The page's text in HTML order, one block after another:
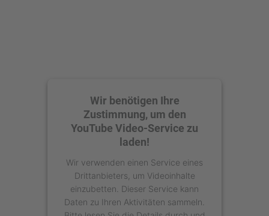
Wir benötigen Ihre
Zustimmung, um den
YouTube Video-Service zu
laden!
Wir verwenden einen Service eines
Drittanbieters, um Videoinhalte
einzubetten. Dieser Service kann
Daten zu Ihren Aktivitäten sammeln.